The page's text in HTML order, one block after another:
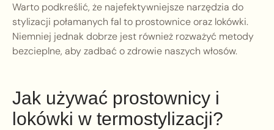
Warto podkreślić, że najefektywniejsze narzędzia do
stylizacji połamanych fal to prostownice oraz lokówki.
Niemniej jednak dobrze jest również rozważyć metody
bezcieplne, aby zadbać o zdrowie naszych włosów.
Jak używać prostownicy i
lokówki w termostylizacji?